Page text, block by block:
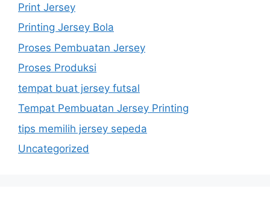
Print Jersey
Printing Jersey Bola
Proses Pembuatan Jersey
Proses Produksi
tempat buat jersey futsal
Tempat Pembuatan Jersey Printing
tips memilih jersey sepeda
Uncategorized